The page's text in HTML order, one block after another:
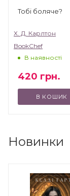
Тобі боляче?
Х. Д. Карлтон
BookChef
В наявності
420 грн.
В КОШИК
Новинки